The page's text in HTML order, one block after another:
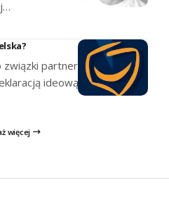
związki partnerskie i aborcję
ideową.
więcej